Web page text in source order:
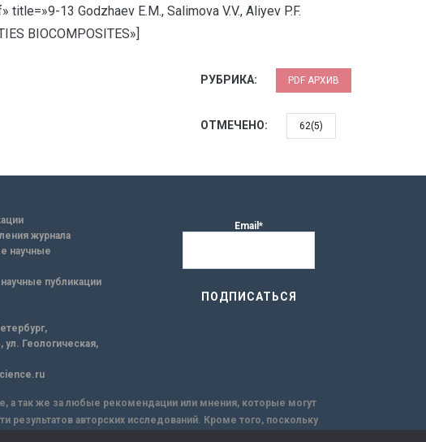
title=»9-13 Godzhaev E.M., Salimova V.V., Aliyev P.F.
BIOCOMPOSITES»]
РУБРИКА: PDF АРХИВ
ОТМЕЧЕНО: 62(5)
журнала
научные
публикации
ул. Геологическая,
Email*
а так же за любые рекомендации или мнения, которые могут
авторских исследований. Кроме того, поскольку